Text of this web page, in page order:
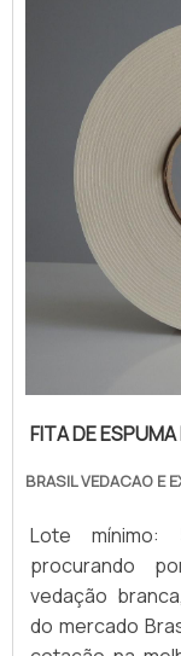
necessidades
IMPORTANTES
FITA DE
BRASIL VEDACAO E
Lote
procurando
vedação
do mercado